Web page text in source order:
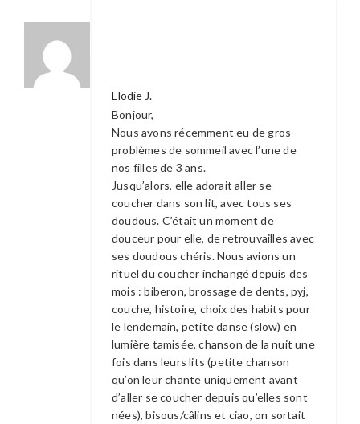
Elodie J.
Bonjour,
Nous avons récemment eu de gros
problèmes de sommeil avec l’une de
nos filles de 3 ans.
Jusqu’alors, elle adorait aller se
coucher dans son lit, avec tous ses
doudous. C’était un moment de
douceur pour elle, de retrouvailles avec
ses doudous chéris. Nous avions un
rituel du coucher inchangé depuis des
mois : biberon, brossage de dents, pyj,
couche, histoire, choix des habits pour
le lendemain, petite danse (slow) en
lumière tamisée, chanson de la nuit une
fois dans leurs lits (petite chanson
qu’on leur chante uniquement avant
d’aller se coucher depuis qu’elles sont
nées), bisous/câlins et ciao, on sortait